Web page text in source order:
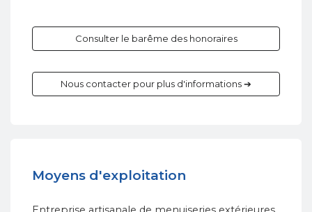
Consulter le barême des honoraires
Nous contacter pour plus d'informations ➔
Moyens d'exploitation